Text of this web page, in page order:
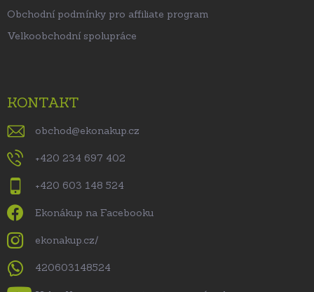
Obchodní podmínky pro affiliate program
Velkoobchodní spolupráce
KONTAKT
obchod@ekonakup.cz
+420 234 697 402
+420 603 148 524
Ekonákup na Facebooku
ekonakup.cz/
420603148524